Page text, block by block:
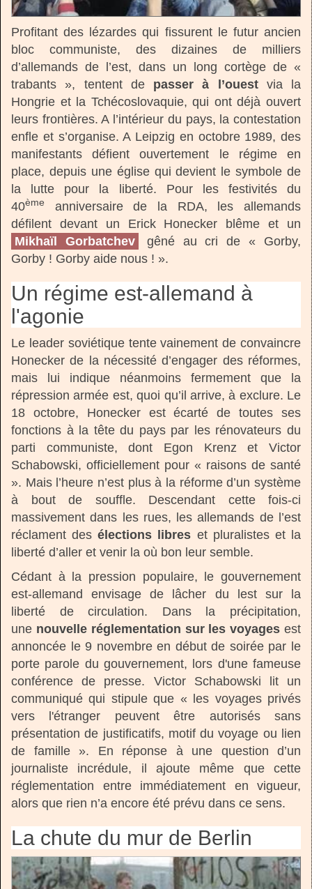
Profitant des lézardes qui fissurent le futur ancien
bloc communiste, des dizaines de milliers
d’allemands de l’est, dans un long cortège de «
trabants », tentent de passer à l’ouestvia la
Hongrie et la Tchécoslovaquie, qui ont déjà ouvert
leurs frontières. A l’intérieur du pays, la contestation
enfle et s’organise. A Leipzig en octobre 1989, des
manifestants défient ouvertement le régime en
place, depuis une église qui devient le symbole de
la lutte pour la liberté. Pour les festivités du
40ème
anniversaire de la RDA, les allemands
défilent devant un Erick Honecker blême et un
Mikhaïl Gorbatchev
gêné au cri de « Gorby,
Gorby ! Gorby aide nous ! ».
Un régime est-allemand à
l'agonie
Le leader soviétique tente vainement de convaincre
Honecker de la nécessité d’engager des réformes,
mais lui indique néanmoins fermement que la
répression armée est, quoi qu’il arrive, à exclure. Le
18 octobre, Honecker est écarté de toutes ses
fonctions à la tête du pays par les rénovateurs du
parti communiste, dont Egon Krenz et Victor
Schabowski, officiellement pour « raisons de santé
». Mais l’heure n’est plus à la réforme d’un système
à bout de souffle. Descendant cette fois-ci
massivement dans les rues, les allemands de l’est
réclament desélections libres et pluralistes et la
liberté d’aller et venir la où bon leur semble.
Cédant à la pression populaire, le gouvernement
est-allemand envisage de lâcher du lest sur la
liberté de circulation. Dans la précipitation,
une nouvelle réglementation sur les voyages est
annoncée le 9 novembre en début de soirée par le
porte parole du gouvernement, lors d'une fameuse
conférence de presse. Victor Schabowski lit un
communiqué qui stipule que « les voyages privés
vers l'étranger peuvent être autorisés sans
présentation de justificatifs, motif du voyage ou lien
de famille ». En réponse à une question d’un
journaliste incrédule, il ajoute même que cette
réglementation entre immédiatement en vigueur,
alors que rien n’a encore été prévu dans ce sens.
La chute du mur de Berlin